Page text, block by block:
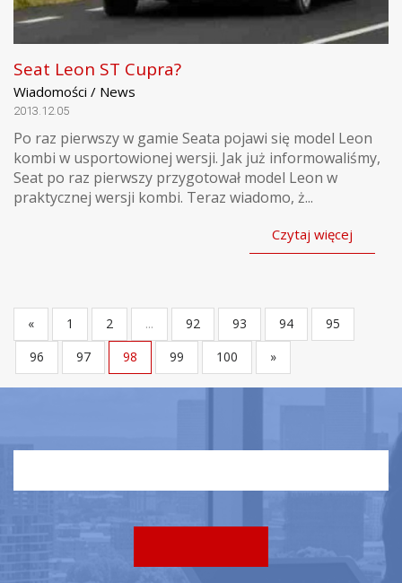
Seat Leon ST Cupra?
Wiadomości / News
2013.12.05
Po raz pierwszy w gamie Seata pojawi się model Leon
kombi w usportowionej wersji. Jak już informowaliśmy,
Seat po raz pierwszy przygotował model Leon w
praktycznej wersji kombi. Teraz wiadomo, ż...
Czytaj więcej
« 1 2 ... 92 93 94
95
96
97 98 99 100 »